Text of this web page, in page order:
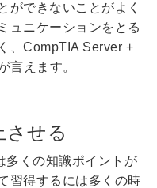
ができないことがよく
ュニケーションをとる
、CompTIA Server +
言えます。
させる
くの知識ポイントが
習得するには多くの時